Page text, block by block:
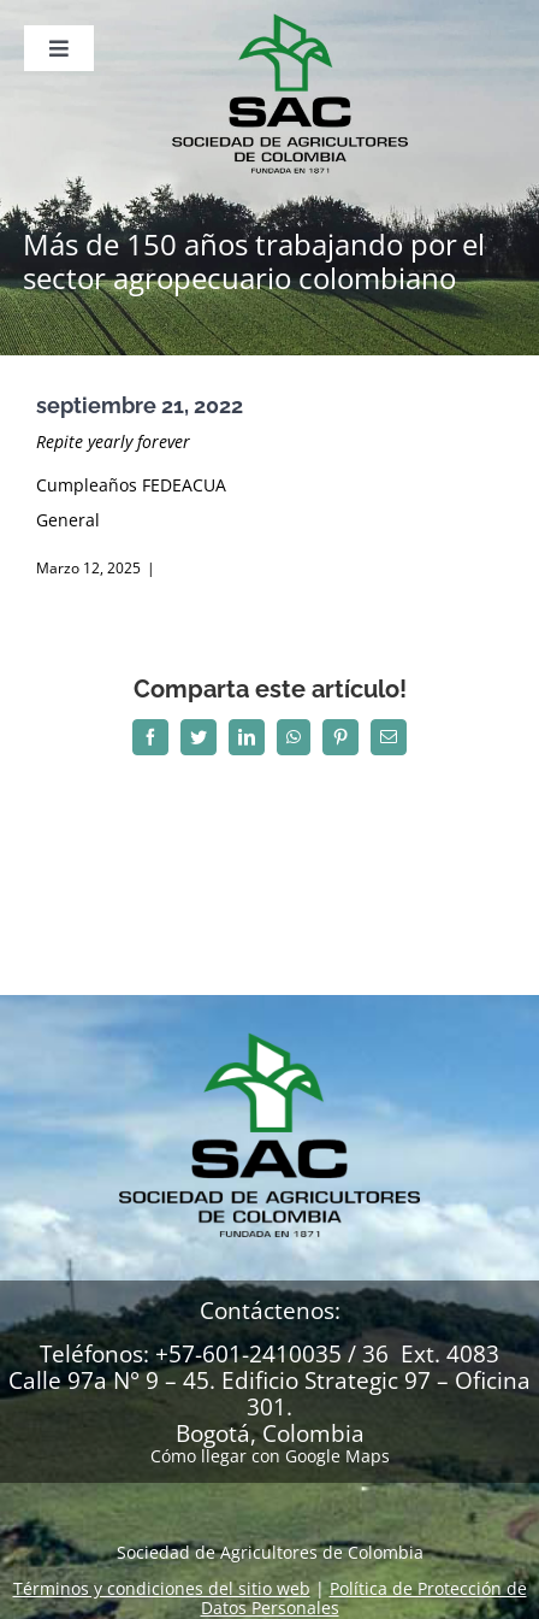
contenido
Toggle
Publicaciones
Sala de Prensa
Eventos
Más de 150 años trabajando porel
sector agropecuario colombiano
septiembre 21, 2022
Repite yearly forever
Cumpleaños FEDEACUA
General
Marzo 12, 2025 |
Comparta este artículo!
FacebookTwitterLinkedInWhatsAppPinterestCorreo
electrónico
Contáctenos:
Teléfonos: +57-601-2410035 / 36 Ext. 4083
Calle 97a N° 9 – 45. Edificio Strategic 97 – Oficina
301.
Bogotá, Colombia
Cómo llegar con Google Maps
Sociedad de Agricultores de Colombia
Términos y condiciones del sitio web|Política de Protección de
Datos Personales